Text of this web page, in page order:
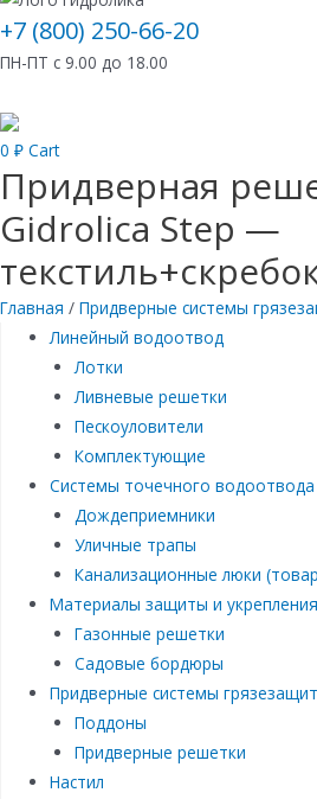
+7 (800) 250-66-20
ПН-ПТ с 9.00 до 18.00
0 ₽ Cart
Придверная
Gidrolica Step —
Главная / Придверные системы
Линейный водоотвод
Лотки
Ливневые решетки
Пескоуловители
Комплектующие
Системы точечного водоотвода
Дождеприемники
Уличные трапы
Канализационные люки
Материалы защиты и
Газонные решетки
Садовые бордюры
Придверные системы
Поддоны
Придверные решетки
Настил